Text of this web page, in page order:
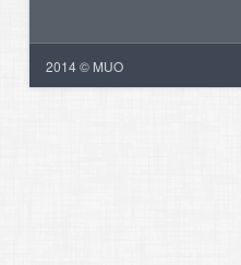
2014 © MUO